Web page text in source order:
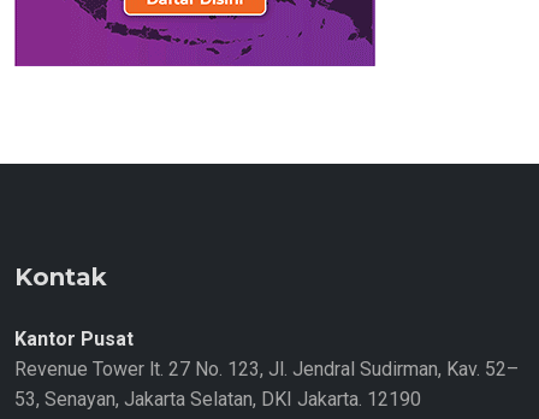
Kontak
Kantor Pusat
Revenue Tower lt. 27 No. 123, Jl. Jendral Sudirman, Kav. 52–
53, Senayan, Jakarta Selatan, DKI Jakarta. 12190